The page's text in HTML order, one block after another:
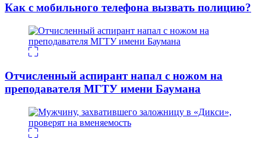
Как с мобильного телефона вызвать полицию?
Отчисленный аспирант напал с ножом на
преподавателя МГТУ имени Баумана